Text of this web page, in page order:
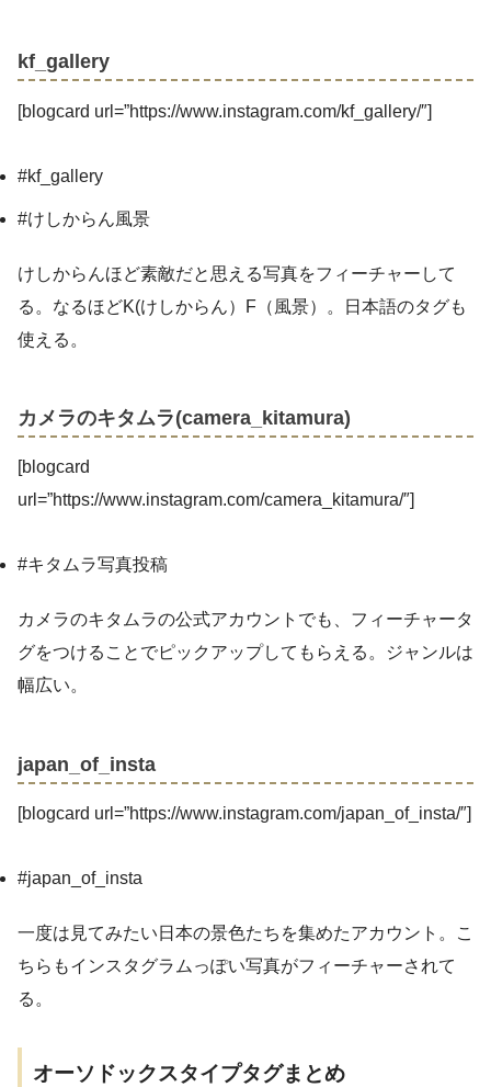
kf_gallery
[blogcard url=”https://www.instagram.com/kf_gallery/″]
#kf_gallery
#けしからん風景
けしからんほど素敵だと思える写真をフィーチャーして
る。なるほどK(けしからん）F（風景）。日本語のタグも
使える。
カメラのキタムラ(camera_kitamura)
[blogcard
url=”https://www.instagram.com/camera_kitamura/″]
#キタムラ写真投稿
カメラのキタムラの公式アカウントでも、フィーチャータ
グをつけることでピックアップしてもらえる。ジャンルは
幅広い。
japan_of_insta
[blogcard url=”https://www.instagram.com/japan_of_insta/″]
#japan_of_insta
一度は見てみたい日本の景色たちを集めたアカウント。こ
ちらもインスタグラムっぽい写真がフィーチャーされて
る。
オーソドックスタイプタグまとめ